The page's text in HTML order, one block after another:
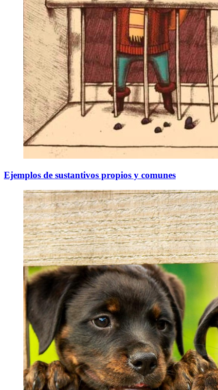
Ejemplos de sustantivos propios y comunes